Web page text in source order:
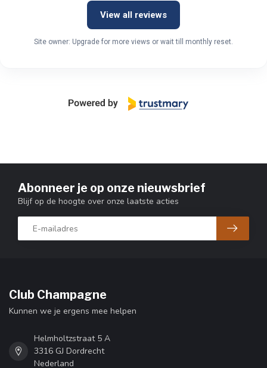
View all reviews
Site owner: Upgrade for more views or wait till monthly reset.
Abonneer je op onze nieuwsbrief
Blijf op de hoogte over onze laatste acties
Club Champagne
Kunnen we je ergens mee helpen
Helmholtzstraat 5 A
3316 GJ Dordrecht
Nederland